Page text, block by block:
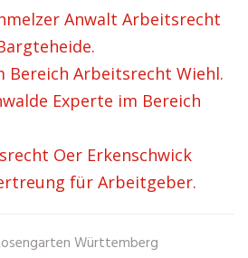
Anwalt Arbeitsrecht
Bereich Arbeitsrecht Wiehl.
Experte im Bereich
Oer Erkenschwick
für Arbeitgeber.
Württemberg